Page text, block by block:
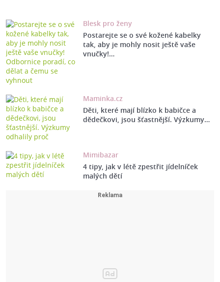
Blesk pro ženy
Postarejte se o své kožené kabelky
tak, aby je mohly nosit ještě vaše
vnučky!…
Maminka.cz
Děti, které mají blízko k babičce a
dědečkovi, jsou šťastnější. Výzkumy…
Mimibazar
4 tipy, jak v létě zpestřit jídelníček
malých dětí